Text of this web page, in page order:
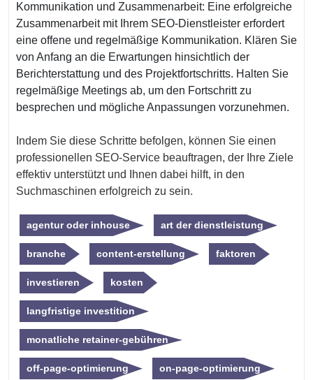
Kommunikation und Zusammenarbeit: Eine erfolgreiche
Zusammenarbeit mit Ihrem SEO-Dienstleister erfordert
eine offene und regelmäßige Kommunikation. Klären Sie
von Anfang an die Erwartungen hinsichtlich der
Berichterstattung und des Projektfortschritts. Halten Sie
regelmäßige Meetings ab, um den Fortschritt zu
besprechen und mögliche Anpassungen vorzunehmen.
Indem Sie diese Schritte befolgen, können Sie einen
professionellen SEO-Service beauftragen, der Ihre Ziele
effektiv unterstützt und Ihnen dabei hilft, in den
Suchmaschinen erfolgreich zu sein.
agentur oder inhouse art der dienstleistung
branche content-erstellung faktoren
investieren kosten
langfristige investition
monatliche retainer-gebühren
off-page-optimierung on-page-optimierung